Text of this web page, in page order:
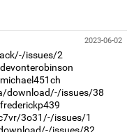
2023-06-02
issues/2
download/-/issues/38
3o31/-/issues/1
issues/82